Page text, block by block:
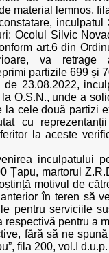
material lemnos,
inculpatul
Ocolul Silvic
art.6 din
va retrage
partizile 699 și
de 23.08.2022,
O.S.N., unde a
la cele două partizi
cu
la aceste
inculpatului
Țapu, martorul
motivul de
în teren să
pentru serviciile
respectivă pentru a
fără să ne
fila 200, vol.I d.u.p.